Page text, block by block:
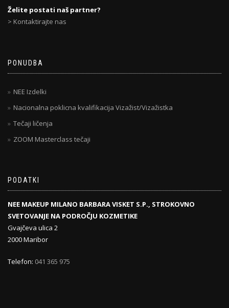
Želite postati naš partner?
> Kontaktirajte nas
PONUDBA
NEE Izdelki
Nacionalna poklicna kvalifikacija Vizažist/Vizažistka
Tečaji ličenja
ZOOM Masterclass tečaji
PODATKI
NEE MAKEUP MILANO BARBARA VISKET S.P., STROKOVNO
SVETOVANJE NA PODROČJU KOZMETIKE
Gvajčeva ulica 2
2000 Maribor
Telefon: 041 365 975